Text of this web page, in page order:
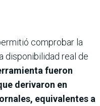
comprobar la
disponibilidad real de
fueron
derivaron en
equivalentes a